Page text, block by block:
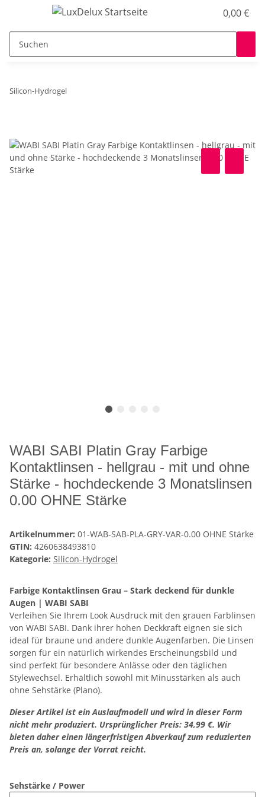
0,00 €
Silicon-Hydrogel
WABI SABI Platin Gray Farbige
Kontaktlinsen - hellgrau - mit und ohne
Stärke - hochdeckende 3 Monatslinsen
0.00 OHNE Stärke
Artikelnummer: 01-WAB-SAB-PLA-GRY-VAR-0.00 OHNE Stärke
GTIN: 4260638493810
Kategorie: Silicon-Hydrogel
Farbige Kontaktlinsen Grau – Stark deckend für dunkle
Augen | WABI SABI
Verleihen Sie Ihrem Look Ausdruck mit den grauen Farblinsen
von WABI SABI. Dank ihrer hohen Deckkraft eignen sie sich
ideal für braune und andere dunkle Augenfarben. Die Linsen
sorgen für ein natürlich wirkendes Erscheinungsbild und
sind perfekt für besondere Anlässe oder den täglichen
Stylewechsel. Erhältlich sowohl mit Minusstärken als auch
ohne Sehstärke (Plano).
Dieser Artikel ist ein Auslaufmodell und wird in dieser Form
nicht mehr produziert. Ursprünglicher Preis: 34,99 €. Wir
bieten daher einen längerfristigen Abverkauf zum reduzierten
Preis an, solange der Vorrat reicht.
Sehstärke / Power